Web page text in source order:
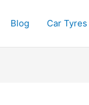
Blog Car Tyres